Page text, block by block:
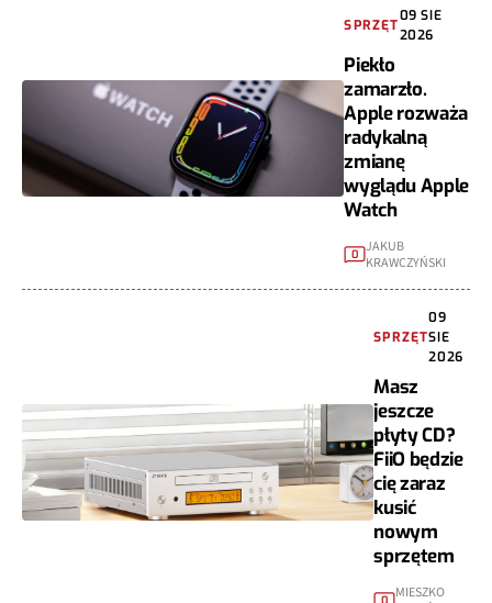
SPRZĘT
09 SIE
2026
Piekło
zamarzło.
Apple rozważa
radykalną
zmianę
wyglądu Apple
Watch
0 JAKUB
KRAWCZYŃSKI
SPRZĘT
09
SIE
2026
Masz
jeszcze
płyty CD?
FiiO będzie
cię zaraz
kusić
nowym
sprzętem
MIESZKO